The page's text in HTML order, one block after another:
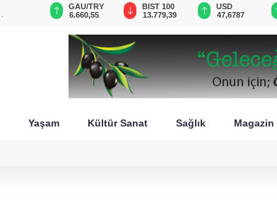
GAU/TRY
6.660,55
BIST 100
13.779,39
USD
47,6787
Yaşam Kültür Sanat Sağlık Magazin